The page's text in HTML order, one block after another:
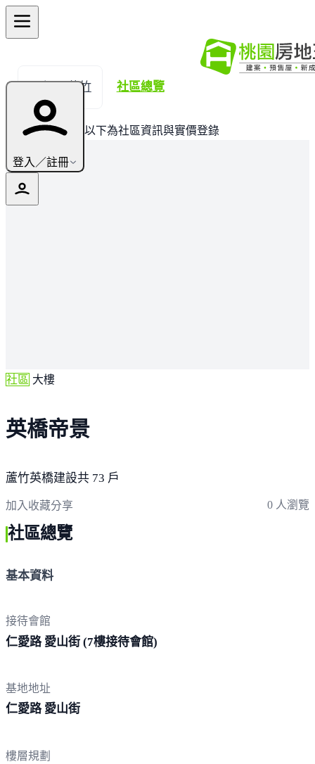
登入／註冊
← 返回蘆竹 社區總覽
此建案已完銷，以下為社區資訊與實價登錄
社區 大樓
英橋帝景
蘆竹英橋建設共 73 戶
加入收藏分享 0 人瀏覽
社區總覽
基本資料
接待會館
仁愛路 愛山街 (7樓接待會館)
基地地址
仁愛路 愛山街
樓層規劃